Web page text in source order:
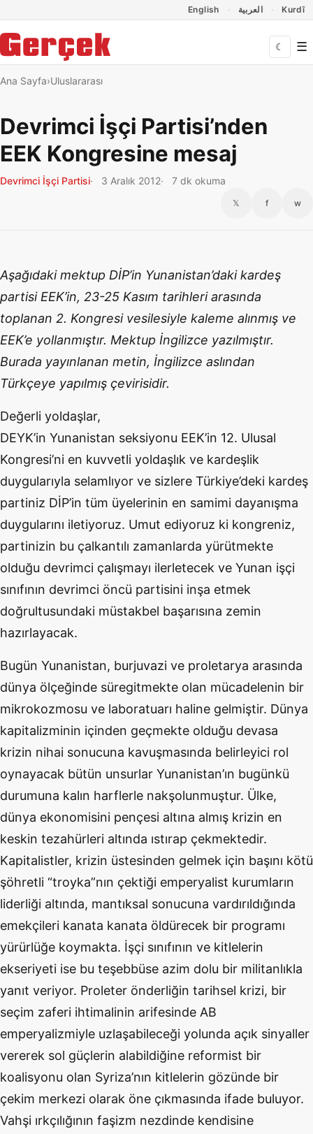
English العربية Kurdî
☾ ☰
Ana Sayfa Uluslararası
Devrimci İşçi Partisi’nden
EEK Kongresine mesaj
Devrimci İşçi Partisi 3 Aralık 2012 7 dk okuma
𝕏 f w
Aşağıdaki mektup DİP’in Yunanistan’daki kardeş
partisi EEK’in, 23-25 Kasım tarihleri arasında
toplanan 2. Kongresi vesilesiyle kaleme alınmış ve
EEK’e yollanmıştır. Mektup İngilizce yazılmıştır.
Burada yayınlanan metin, İngilizce aslından
Türkçeye yapılmış çevirisidir.
Değerli yoldaşlar,
DEYK’in Yunanistan seksiyonu EEK’in 12. Ulusal
Kongresi’ni en kuvvetli yoldaşlık ve kardeşlik
duygularıyla selamlıyor ve sizlere Türkiye’deki kardeş
partiniz DİP’in tüm üyelerinin en samimi dayanışma
duygularını iletiyoruz. Umut ediyoruz ki kongreniz,
partinizin bu çalkantılı zamanlarda yürütmekte
olduğu devrimci çalışmayı ilerletecek ve Yunan işçi
sınıfının devrimci öncü partisini inşa etmek
doğrultusundaki müstakbel başarısına zemin
hazırlayacak.
Bugün Yunanistan, burjuvazi ve proletarya arasında
dünya ölçeğinde süregitmekte olan mücadelenin bir
mikrokozmosu ve laboratuarı haline gelmiştir. Dünya
kapitalizminin içinden geçmekte olduğu devasa
krizin nihai sonucuna kavuşmasında belirleyici rol
oynayacak bütün unsurlar Yunanistan’ın bugünkü
durumuna kalın harflerle nakşolunmuştur. Ülke,
dünya ekonomisini pençesi altına almış krizin en
keskin tezahürleri altında ıstırap çekmektedir.
Kapitalistler, krizin üstesinden gelmek için başını kötü
şöhretli “troyka”nın çektiği emperyalist kurumların
liderliği altında, mantıksal sonucuna vardırıldığında
emekçileri kanata kanata öldürecek bir programı
yürürlüğe koymakta. İşçi sınıfının ve kitlelerin
ekseriyeti ise bu teşebbüse azim dolu bir militanlıkla
yanıt veriyor. Proleter önderliğin tarihsel krizi, bir
seçim zaferi ihtimalinin arifesinde AB
emperyalizmiyle uzlaşabileceği yolunda açık sinyaller
vererek sol güçlerin alabildiğine reformist bir
koalisyonu olan Syriza’nın kitlelerin gözünde bir
çekim merkezi olarak öne çıkmasında ifade buluyor.
Vahşi ırkçılığının faşizm nezdinde kendisine